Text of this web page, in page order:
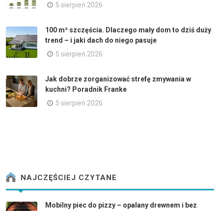
5 sierpień 2026
100 m² szczęścia. Dlaczego mały dom to dziś duży
trend – i jaki dach do niego pasuje
5 sierpień 2026
Jak dobrze zorganizować strefę zmywania w
kuchni? Poradnik Franke
5 sierpień 2026
NAJCZĘŚCIEJ CZYTANE
Mobilny piec do pizzy – opalany drewnem i bez